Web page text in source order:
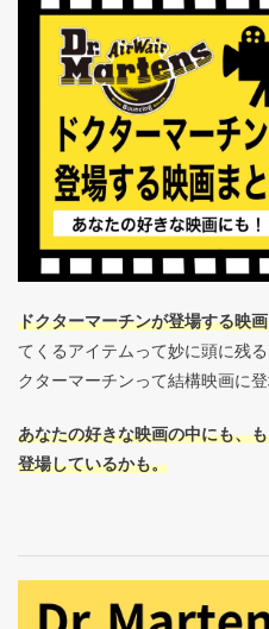
ドクターマーチンが登場する映
てくるアイテムって妙に頭に残
クターマーチンって結構映画に登
あなたの好きな映画の中にも、
登場しているかも。